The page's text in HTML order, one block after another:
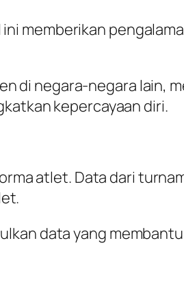
memberikan
di negara-negara lain,
kepercayaan diri.
atlet. Data dari
data yang